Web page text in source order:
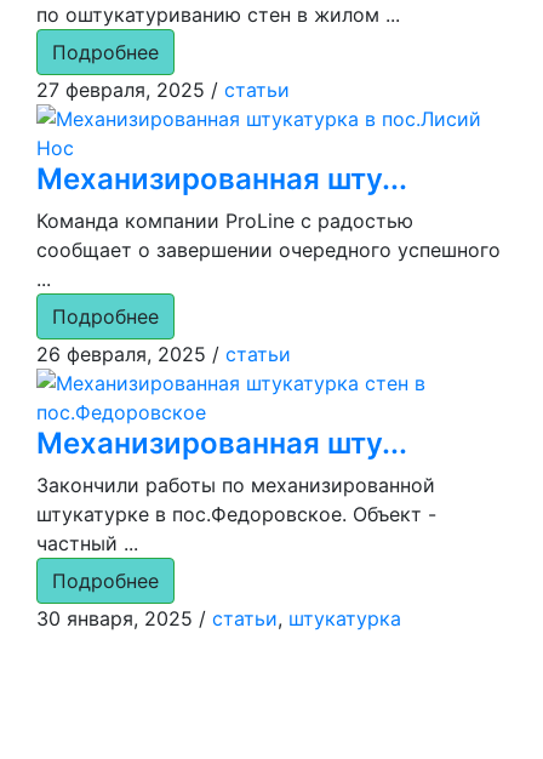
по оштукатуриванию стен в жилом ...
Подробнее
27 февраля, 2025 / статьи
Механизированная шту...
Команда компании ProLine с радостью
сообщает о завершении очередного успешного
...
Подробнее
26 февраля, 2025 / статьи
Механизированная шту...
Закончили работы по механизированной
штукатурке в пос.Федоровское. Объект -
частный ...
Подробнее
30 января, 2025 / статьи, штукатурка